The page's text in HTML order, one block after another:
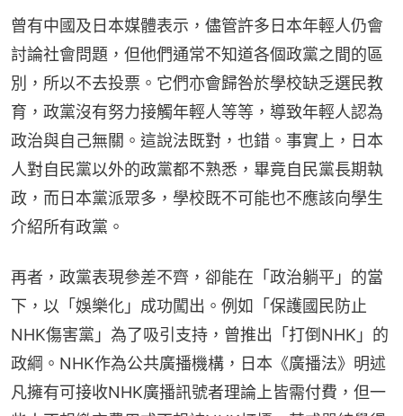
曾有中國及日本媒體表示，儘管許多日本年輕人仍會
討論社會問題，但他們通常不知道各個政黨之間的區
別，所以不去投票。它們亦會歸咎於學校缺乏選民教
育，政黨沒有努力接觸年輕人等等，導致年輕人認為
政治與自己無關。這說法既對，也錯。事實上，日本
人對自民黨以外的政黨都不熟悉，畢竟自民黨長期執
政，而日本黨派眾多，學校既不可能也不應該向學生
介紹所有政黨。
再者，政黨表現參差不齊，卻能在「政治躺平」的當
下，以「娛樂化」成功闖出。例如「保護國民防止
NHK傷害黨」為了吸引支持，曾推出「打倒NHK」的
政綱。NHK作為公共廣播機構，日本《廣播法》明述
凡擁有可接收NHK廣播訊號者理論上皆需付費，但一